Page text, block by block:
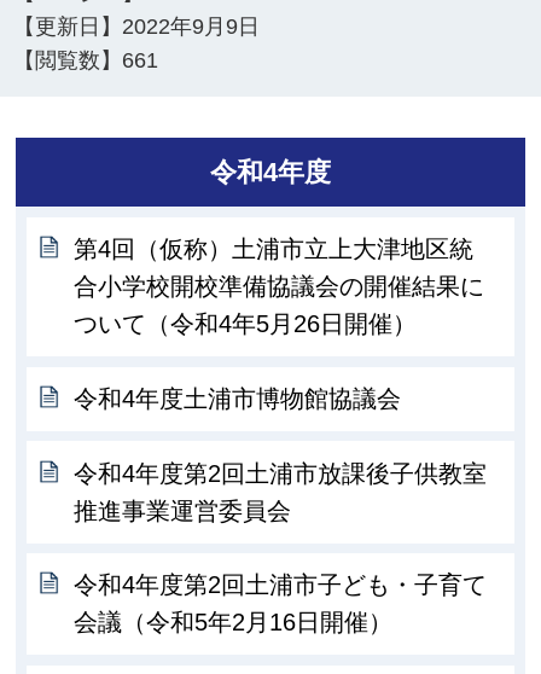
【更新日】 2022年9月9日
【閲覧数】 661
令和4年度
第4回（仮称）土浦市立上大津地区統
合小学校開校準備協議会の開催結果に
ついて（令和4年5月26日開催）
令和4年度土浦市博物館協議会
令和4年度第2回土浦市放課後子供教室
推進事業運営委員会
令和4年度第2回土浦市子ども・子育て
会議（令和5年2月16日開催）